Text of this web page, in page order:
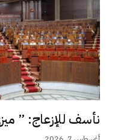
نأسف للإزعاج: ”